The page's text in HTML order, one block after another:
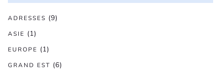
ADRESSES (9)
ASIE (1)
EUROPE (1)
GRAND EST (6)